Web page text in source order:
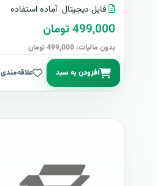
فایل دیجیتال آماده استفاده
499,000 تومان
بدون مالیات: 499,000 تومان
افزودن به سبد علاقه‌مندی